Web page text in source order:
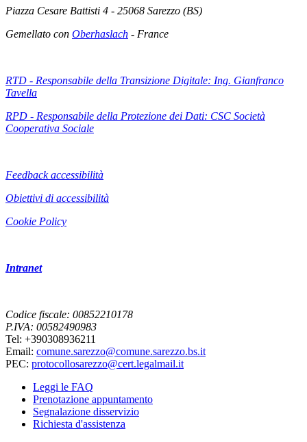
Piazza Cesare Battisti 4 - 25068 Sarezzo (BS)
Gemellato con Oberhaslach - France
RTD - Responsabile della Transizione Digitale: Ing. Gianfranco
Tavella
RPD - Responsabile della Protezione dei Dati: CSC Società
Cooperativa Sociale
Feedback accessibilità
Obiettivi di accessibilità
Cookie Policy
Intranet
Codice fiscale: 00852210178
P.IVA: 00582490983
Tel: +390308936211
Email: comune.sarezzo@comune.sarezzo.bs.it
PEC: protocollosarezzo@cert.legalmail.it
Leggi le FAQ
Prenotazione appuntamento
Segnalazione disservizio
Richiesta d'assistenza